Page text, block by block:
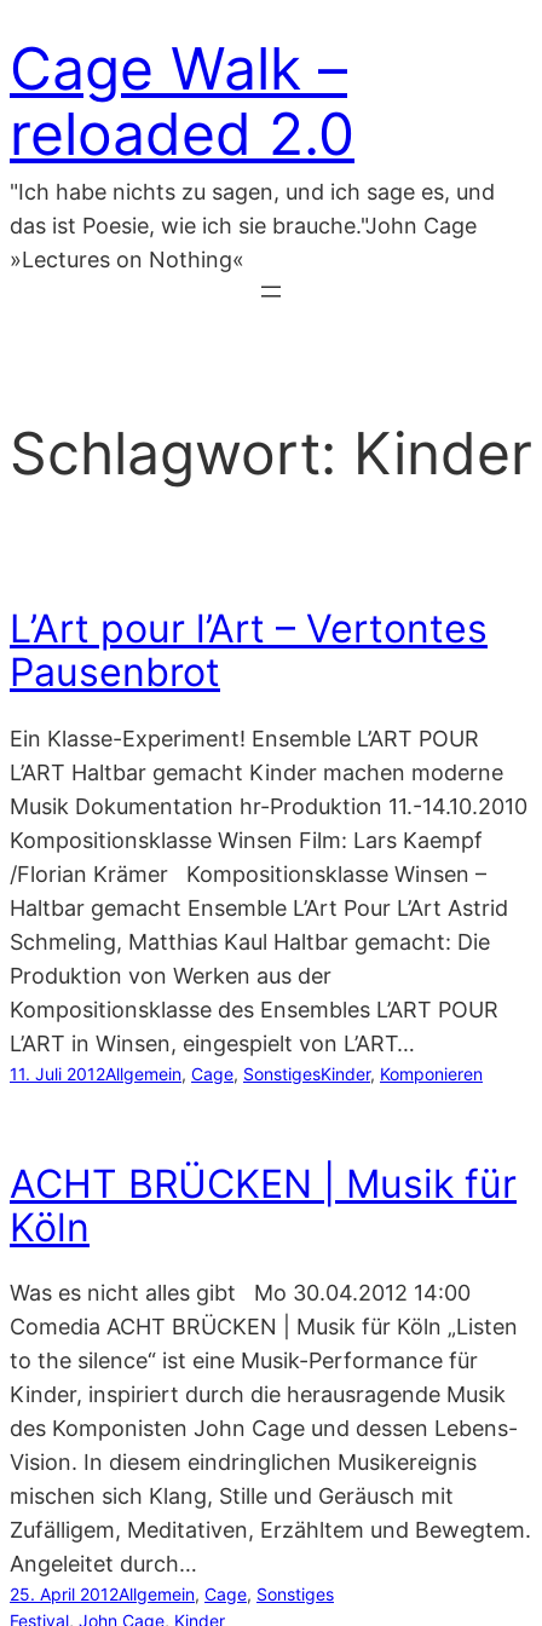
Inhalt
springen
Cage Walk –
reloaded 2.0
"Ich habe nichts zu sagen, und ich sage es, und
das ist Poesie, wie ich sie brauche."John Cage
»Lectures on Nothing«
Schlagwort: Kinder
L’Art pour l’Art – Vertontes
Pausenbrot
Ein Klasse-Experiment! Ensemble L’ART POUR
L’ART Haltbar gemacht Kinder machen moderne
Musik Dokumentation hr-Produktion 11.-14.10.2010
Kompositionsklasse Winsen Film: Lars Kaempf
/Florian Krämer Kompositionsklasse Winsen –
Haltbar gemacht Ensemble L’Art Pour L’Art Astrid
Schmeling, Matthias Kaul Haltbar gemacht: Die
Produktion von Werken aus der
Kompositionsklasse des Ensembles L’ART POUR
L’ART in Winsen, eingespielt von L’ART…
11. Juli 2012Allgemein, Cage, SonstigesKinder, Komponieren
ACHT BRÜCKEN | Musik für
Köln
Was es nicht alles gibt Mo 30.04.2012 14:00
Comedia ACHT BRÜCKEN | Musik für Köln „Listen
to the silence“ ist eine Musik-Performance für
Kinder, inspiriert durch die herausragende Musik
des Komponisten John Cage und dessen Lebens-
Vision. In diesem eindringlichen Musikereignis
mischen sich Klang, Stille und Geräusch mit
Zufälligem, Meditativen, Erzähltem und Bewegtem.
Angeleitet durch…
25. April 2012Allgemein, Cage, Sonstiges
Festival, John Cage, Kinder